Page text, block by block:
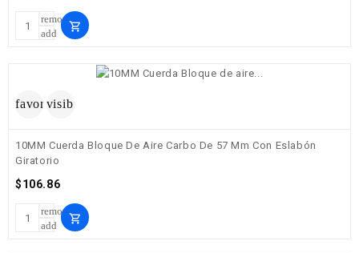
remove
add
shopping_cart
favorite_border
visibility
10MM Cuerda Bloque De Aire Carbo De 57 Mm Con Eslabón
Giratorio
$106.86Precio
remove
add
shopping_cart